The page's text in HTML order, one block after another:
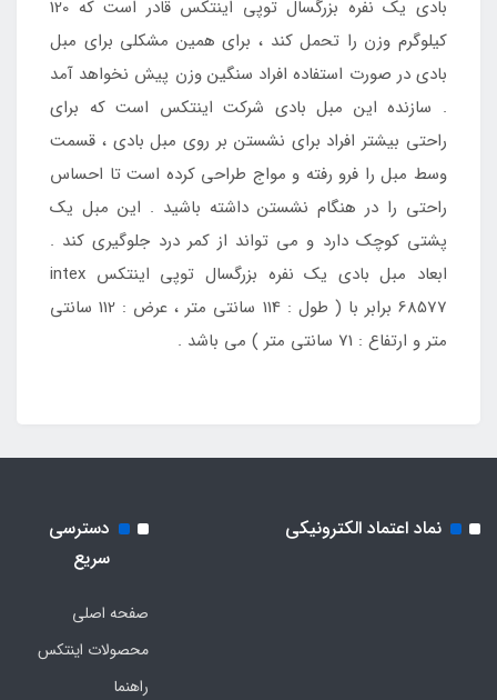
بادی یک نفره بزرگسال توپی اینتکس قادر است که 120
کیلوگرم وزن را تحمل کند ، برای همین مشکلی برای مبل
بادی در صورت استفاده افراد سنگین وزن پیش نخواهد آمد
. سازنده این مبل بادی شرکت اینتکس است که برای
راحتی بیشتر افراد برای نشستن بر روی مبل بادی ، قسمت
وسط مبل را فرو رفته و مواج طراحی کرده است تا احساس
راحتی را در هنگام نشستن داشته باشید . این مبل یک
پشتی کوچک دارد و می تواند از کمر درد جلوگیری کند .
ابعاد مبل بادی یک نفره بزرگسال توپی اینتکس intex
68577 برابر با ( طول : 114 سانتی متر ، عرض : 112 سانتی
متر و ارتفاع : 71 سانتی متر ) می باشد .
نماد اعتماد الکترونیکی
دسترسی
سریع
صفحه اصلی
محصولات اینتکس
راهنما